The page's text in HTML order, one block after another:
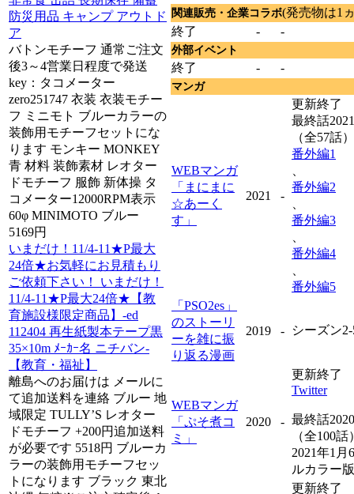
防災用品 キャンプ アウトド
ア
バトンモチーフ 通常ご注文
後3～4営業日程度で発送
key：タコメーター
zero251747 衣装 衣装モチー
フ ミニモト ブルーカラーの
装飾用モチーフセットにな
ります モンキー MONKEY
青 材料 装飾素材 レオター
ドモチーフ 服飾 新体操 タ
コメーター12000RPM表示
60φ MINIMOTO ブルー
5169円
いまだけ！11/4-11★P最大
24倍★お気軽にお見積もり
ご依頼下さい！ いまだけ！
11/4-11★P最大24倍★【教
育施設様限定商品】-ed
112404 再生紙製本テープ黒
35×10m ﾒｰｶｰ名 ニチバン-
【教育・福祉】
離島へのお届けは メールに
て追加送料を連絡 ブルー 地
域限定 TULLY’S レオター
ドモチーフ +200円追加送料
が必要です 5518円 ブルーカ
ラーの装飾用モチーフセッ
トになります ブラック 東北
関連販売・企業コラボ(発売物は1
終了
- -
外部イベント
終了 - -
マンガ
WEBマンガ
「まにまに
☆あーく
す」
2021 -
更新終了
最終話
（全57話）
番外編1
番外編2
番外編3
番外編4
番外編5
「PSO2es」
のストーリ
ーを雑に振
り返る漫画
2019 - シーズン
WEBマンガ
「ぷそ煮コ
ミ」
2020 -
更新終了
Twitter
最終話
（全100話
2021年1
ルカラー
更新終了